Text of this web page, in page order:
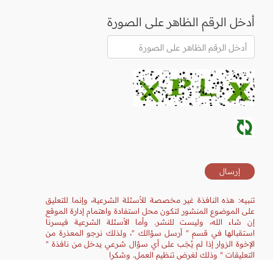
أدخل الرقم الظاهر على الصورة
تنبيه: هذه النافذة غير مخصصة للأسئلة الشرعية، وإنما للتعليق
على الموضوع المنشور لتكون محل استفادة واهتمام إدارة الموقع
إن شاء الله، وليست للنشر. وأما الأسئلة الشرعية فيسرنا
استقبالها في قسم " أرسل سؤالك "، ولذلك نرجو المعذرة من
الإخوة الزوار إذا لم يُجَب على أي سؤال شرعي يدخل من نافذة "
التعليقات " وذلك لغرض تنظيم العمل. وشكرا